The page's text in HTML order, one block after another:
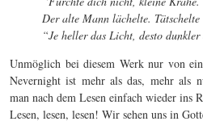
Der alte Mann lächelte.
“Je heller das Licht, desto dunkler
Unmöglich bei diesem Werk nur von
Nevernight ist mehr als das, mehr als
man nach dem Lesen einfach wieder ins
Lesen, lesen, lesen! Wir sehen uns in